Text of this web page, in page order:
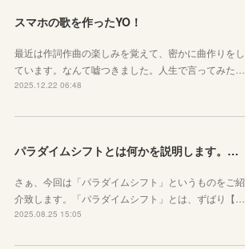
スマホの歌を作ったYO！
最近は作詞作曲の楽しみを覚えて、密かに曲作りをし
ています。なんて嘘つきました。人生で言ってみた…
2025.12.22 06:48
パラダイムシフトとは何かを説明します。あなたも使ってみましょう
さぁ、今回は「パラダイムシフト」というものをご紹
介致します。「パラダイムシフト」とは、ずばり【…
2025.08.25 15:05